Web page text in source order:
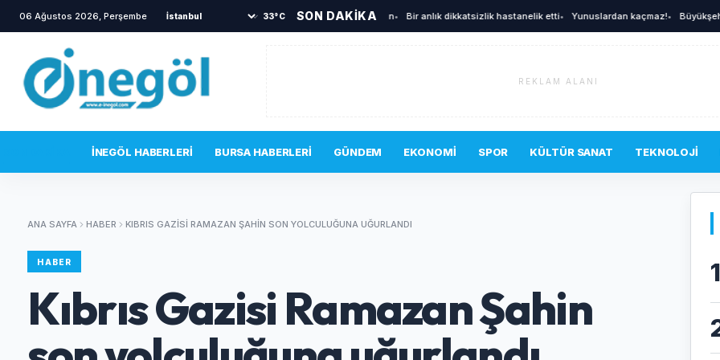
06 Ağustos 2026, Perşembe 33°C SON DAKİKA
TOKİ sakinlerini korkutan yangın • Bir anlık dikkatsizlik hastanelik etti• Yunuslardan kaçmaz!•
REKLAM ALANI
İNEGÖL HABERLERI BURSA HABERLERI GÜNDEM EKONOMI SPOR KÜLTÜR SANAT TEKNOLOJI
ANA SAYFA HABER KIBRIS GAZISI RAMAZAN ŞAHIN SON YOLCULUĞUNA UĞURLANDI
HABER
Kıbrıs Gazisi Ramazan Şahin
1